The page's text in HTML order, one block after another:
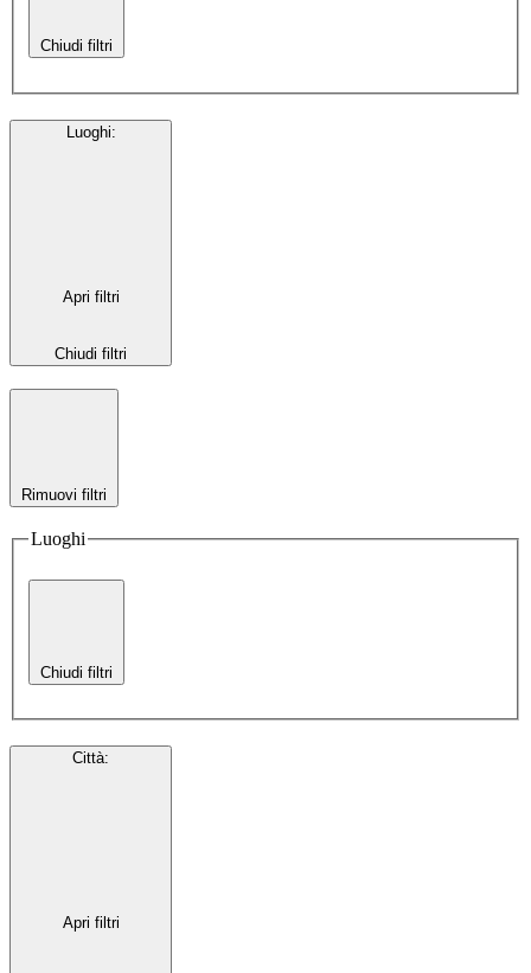
Chiudi filtri
Luoghi:
Apri filtri
Chiudi filtri
Rimuovi filtri
Luoghi
Chiudi filtri
Città:
Apri filtri